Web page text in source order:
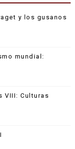
y los gusanos
mundial:
VIII: Culturas